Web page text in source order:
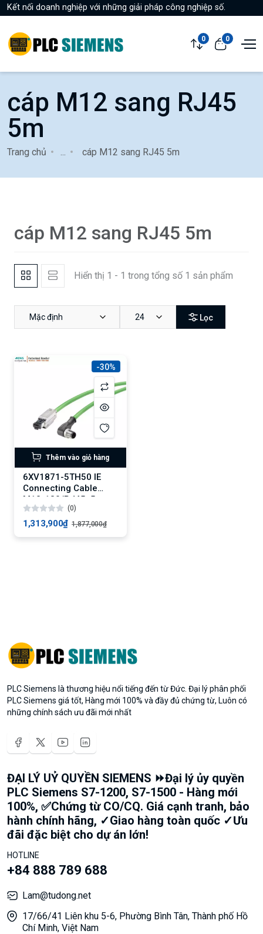
Kết nối doanh nghiệp với những giải pháp công nghiệp số.
0 0
cáp M12 sang RJ45
5m
Trang chủ cáp M12 sang RJ45 5m
cáp M12 sang RJ45 5m
Hiển thị 1 - 1 trong tổng số 1 sản phẩm
Mặc định 24 Lọc
-30%
Thêm vào giỏ hàng
6XV1871-5TH50 IE
Connecting Cable
M12-180/RJ45, 5 m
(0)
1,313,900₫ 1,877,000₫
PLC Siemens là thương hiệu nổi tiếng đến từ Đức. Đại lý phân phối
PLC Siemens giá tốt, Hàng mới 100% và đầy đủ chứng từ, Luôn có
những chính sách ưu đãi mới nhất
ĐẠI LÝ UỶ QUYỀN SIEMENS ⏩Đại lý ủy quyền
PLC Siemens S7-1200, S7-1500 - Hàng mới
100%, ✅Chứng từ CO/CQ. Giá cạnh tranh, bảo
hành chính hãng, ✓Giao hàng toàn quốc ✓Ưu
đãi đặc biệt cho dự án lớn!
HOTLINE
+84 888 789 688
Lam@tudong.net
17/66/41 Liên khu 5-6, Phường Bình Tân, Thành phố Hồ
Chí Minh, Việt Nam